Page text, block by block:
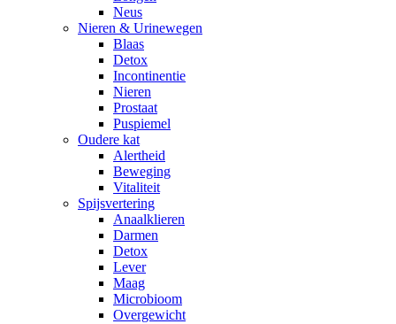
Neus
Nieren & Urinewegen
Blaas
Detox
Incontinentie
Nieren
Prostaat
Puspiemel
Oudere kat
Alertheid
Beweging
Vitaliteit
Spijsvertering
Anaalklieren
Darmen
Detox
Lever
Maag
Microbioom
Overgewicht